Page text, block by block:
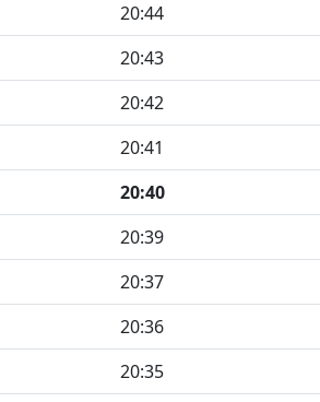
20:44
20:43
20:42
20:41
20:40
20:39
20:37
20:36
20:35